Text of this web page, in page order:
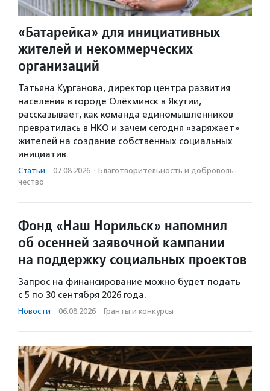
«Батарейка» для инициативных
жителей и некоммерческих
организаций
Татьяна Курганова, директор центра развития
населения в городе Олёкминск в Якутии,
рассказывает, как команда единомышленников
превратилась в НКО и зачем сегодня «заряжает»
жителей на создание собственных социальных
инициатив.
Статьи · 07.08.2026 · Благотвори­тель­ность и доброволь­
чест­во
Фонд «Наш Норильск» напомнил
об осенней заявочной кампании
на поддержку социальных проектов
Запрос на финансирование можно будет подать
с 5 по 30 сентября 2026 года.
Новости · 06.08.2026 · Гранты и конкурсы